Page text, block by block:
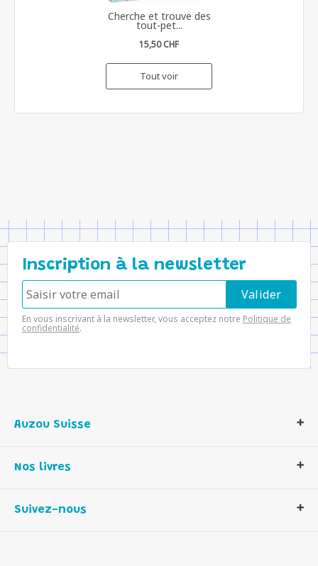
Cherche et trouve des
tout-pet...
15,50 CHF
Tout voir
Inscription à la newsletter
En vous inscrivant à la newsletter, vous acceptez notre Politique de
confidentialité.
Auzou Suisse
Notre histoire
Contactez-nous
Nos livres
Livres enfants
Suivez-nous